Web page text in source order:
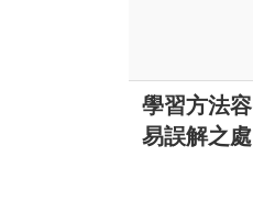
學習方法容
易誤解之處